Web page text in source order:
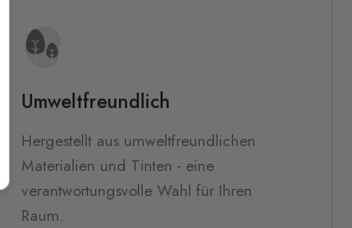
Umweltfreundlich
Hergestellt aus umweltfreundlichen
Materialien und Tinten - eine
verantwortungsvolle Wahl für Ihren
Raum.